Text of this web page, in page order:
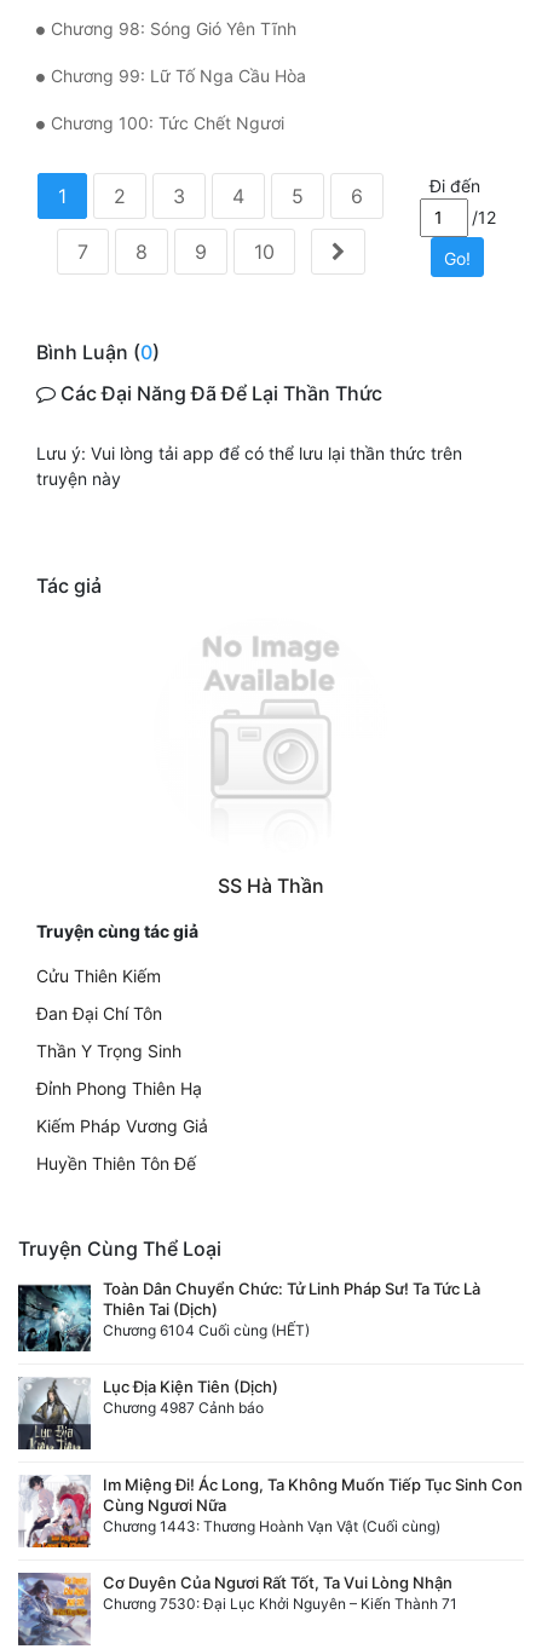
Chương 98: Sóng Gió Yên Tĩnh
Chương 99: Lữ Tố Nga Cầu Hòa
Chương 100: Tức Chết Ngươi
1 2 3 4 5 6
7 8 9 10
Đi đến
/12
Go!
Bình Luận (0)
Các Đại Năng Đã Để Lại Thần Thức
Lưu ý: Vui lòng tải app để có thể lưu lại thần thức trên
truyện này
Tác giả
SS Hà Thần
Truyện cùng tác giả
Cửu Thiên Kiếm
Đan Đại Chí Tôn
Thần Y Trọng Sinh
Đỉnh Phong Thiên Hạ
Kiếm Pháp Vương Giả
Huyền Thiên Tôn Đế
Truyện Cùng Thể Loại
Toàn Dân Chuyển Chức: Tử Linh Pháp Sư! Ta Tức Là
Thiên Tai (Dịch)
Chương 6104 Cuối cùng (HẾT)
Lục Địa Kiện Tiên (Dịch)
Chương 4987 Cảnh báo
Im Miệng Đi! Ác Long, Ta Không Muốn Tiếp Tục Sinh Con
Cùng Ngươi Nữa
Chương 1443: Thương Hoành Vạn Vật (Cuối cùng)
Cơ Duyên Của Ngươi Rất Tốt, Ta Vui Lòng Nhận
Chương 7530: Đại Lục Khởi Nguyên – Kiến Thành 71